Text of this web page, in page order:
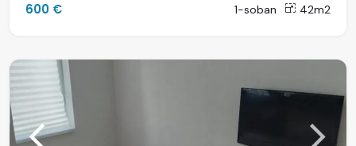
600 € 1-soban 42m2